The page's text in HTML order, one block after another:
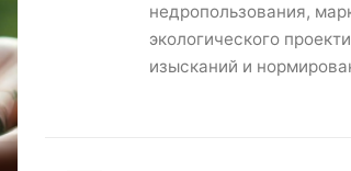
недропользования,
экологического
изысканий и